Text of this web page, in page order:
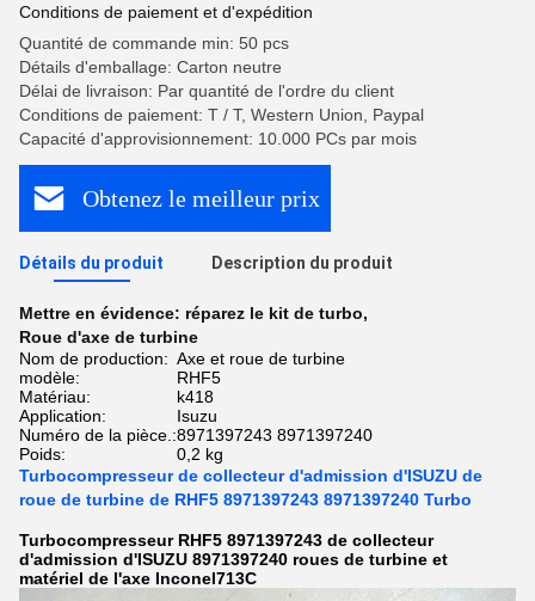
Conditions de paiement et d'expédition
Quantité de commande min: 50 pcs
Détails d'emballage: Carton neutre
Délai de livraison: Par quantité de l'ordre du client
Conditions de paiement: T / T, Western Union, Paypal
Capacité d'approvisionnement: 10.000 PCs par mois
Obtenez le meilleur prix
Détails du produit Description du produit
Mettre en évidence: réparez le kit de turbo,
Roue d'axe de turbine
Nom de production: Axe et roue de turbine
modèle:
RHF5
Matériau:
k418
Application:
Isuzu
Numéro de la pièce.:8971397243 8971397240
Poids:
0,2 kg
Turbocompresseur de collecteur d'admission d'ISUZU de
roue de turbine de RHF5 8971397243 8971397240 Turbo
Turbocompresseur RHF5 8971397243 de collecteur
d'admission d'ISUZU 8971397240 roues de turbine et
matériel de l'axe Inconel713C